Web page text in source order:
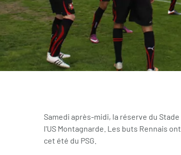
Samedi après-midi, la réserve du
l'US Montagnarde. Les buts Rennais
cet été du PSG.